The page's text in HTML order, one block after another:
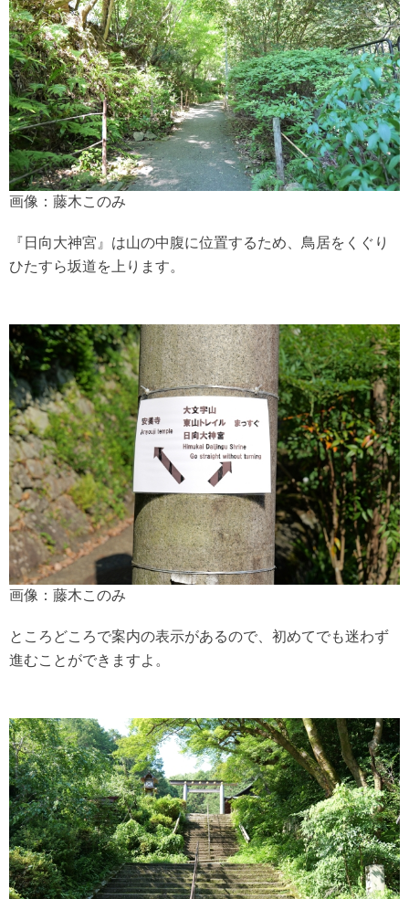
画像：藤木このみ
『日向大神宮』は山の中腹に位置するため、鳥居をくぐり
ひたすら坂道を上ります。
画像：藤木このみ
ところどころで案内の表示があるので、初めてでも迷わず
進むことができますよ。